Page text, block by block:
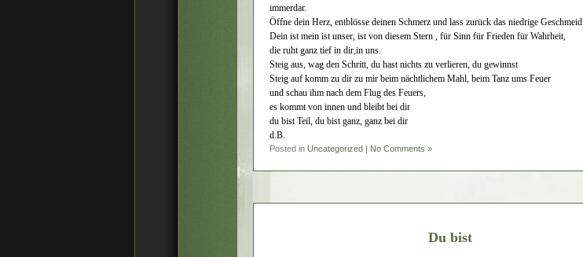
immerdar.
Öffne dein Herz, entblösse deinen Schmerz und lass zurück das niedrige Geschmeid.
Dein ist mein ist unser, ist von diesem Stern , für Sinn für Frieden für Wahrheit,
die ruht ganz tief in dir,in uns.
Steig aus, wag den Schritt, du hast nichts zu verlieren, du gewinnst
Steig auf komm zu dir zu mir beim nächtlichem Mahl, beim Tanz ums Feuer
und schau ihm nach dem Flug des Feuers,
es kommt von innen und bleibt bei dir
du bist Teil, du bist ganz, ganz bei dir
d.B.
Posted in Uncategorized | No Comments »
Du bist